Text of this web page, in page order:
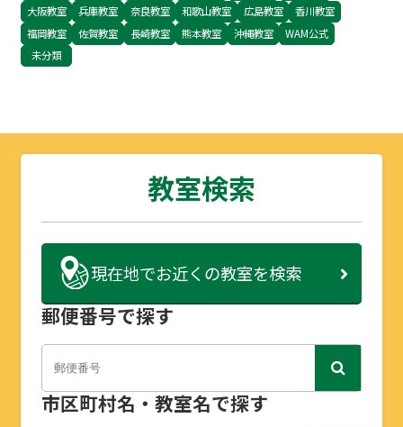
大阪教室
兵庫教室 奈良教室 和歌山教室 広島教室
香川教室
福岡教室
佐賀教室 長崎教室 熊本教室 沖縄教室
WAM公式
未分類
教室検索
現在地でお近くの教室を検索
郵便番号で探す
市区町村名・教室名で探す